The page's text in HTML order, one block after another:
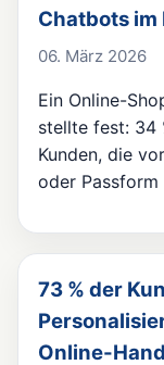
Chatbots
06. März 2026
Ein Online-
stellte fest: 34
Kunden, die
oder
73 % der
Online-